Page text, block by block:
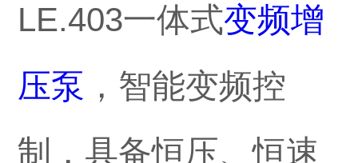
LE.403一体式变频增
压泵 ，智能变频控
制，具备恒压、恒速